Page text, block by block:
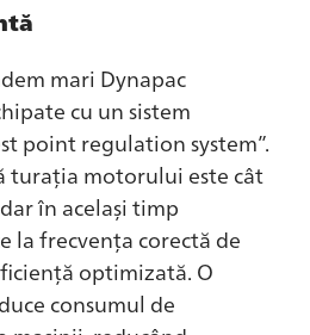
mari Dynapac
cu un sistem
point regulation system”.
turația motorului este cât
în același timp
la frecvența corectă de
optimizată. O
consumul de